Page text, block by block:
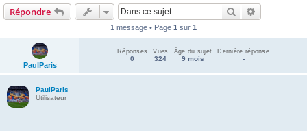
Répondre Rechercher
1 message • Page 1 sur 1
PaulParis
Réponses
0
Vues
324
Âge du sujet
9 mois
Dernière réponse
-
PaulParis
Utilisateur